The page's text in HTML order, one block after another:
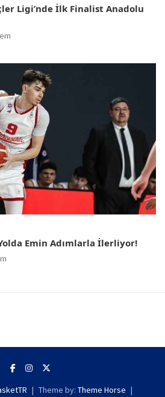
Ligi’nde İlk Finalist Anadolu
Emin Adımlarla İlerliyor!
Theme by: Theme Horse